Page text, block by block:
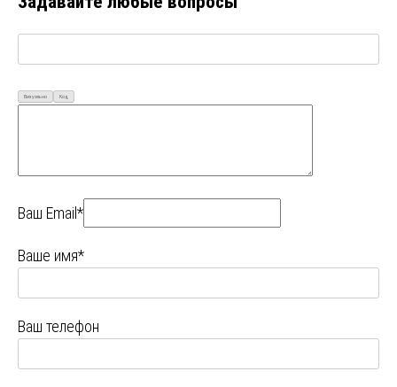
Визуально Код
Ваш Email*
Ваше имя*
Ваш телефон